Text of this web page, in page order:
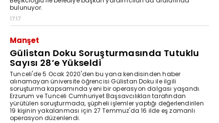
bulunuyor.
17:17
Manşet
Gülistan Doku Soruşturmasında Tutuklu
Sayısı 28’e Yükseldi
Tunceli'de 5 Ocak 2020'den bu yana kendisinden haber
alınamayan üniversite öğrencisi Gülistan Doku ile ilgili
soruşturma kapsamında yeni bir operasyon dalgası yaşandı.
Erzurum ve Tunceli Cumhuriyet Başsavcılıkları tarafından
yürütülen soruşturmada, şüpheli işlemler yaptığı değerlendirilen
19 kişinin yakalanması için 27 Temmuz'da 16 ilde eş zamanlı
operasyon düzenlendi.